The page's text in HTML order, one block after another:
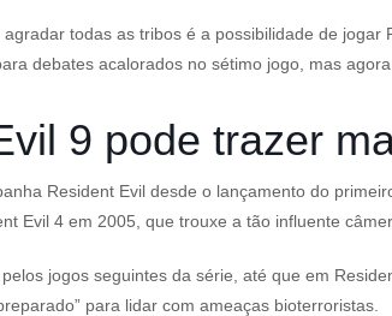
todas as tribos é a possibilidade de jogar
debates acalorados no sétimo jogo, mas
9 pode trazer
Resident Evil desde o lançamento do
Evil 4 em 2005, que trouxe a tão influente
jogos seguintes da série, até que em
para lidar com ameaças bioterroristas.